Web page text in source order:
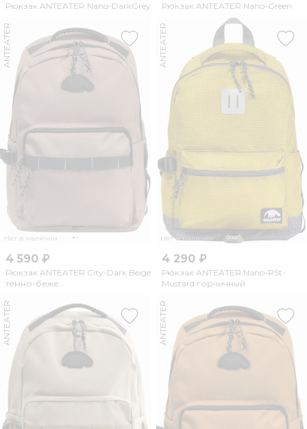
Рюкзак ANTEATER Nano-DarkGrey Рюкзак ANTEATER Nano-Green
Нет в наличии
ANTEATER
4 590 ₽
Рюкзак ANTEATER City-Dark Beige
темно-беже...
Нет в наличии
ANTEATER
4 290 ₽
Рюкзак ANTEATER Nano-RSt-
Mustard горчичный
ANTEATER ANTEATER